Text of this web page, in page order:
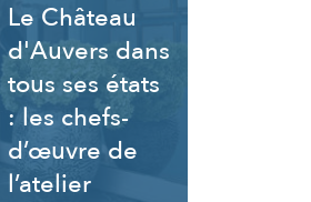
Le Château
d'Auvers dans
tous ses états
: les chefs-
d’œuvre de
l’atelier